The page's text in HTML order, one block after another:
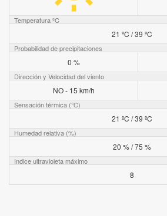
Temperatura ºC
21 ºC / 39 ºC
Probabilidad de precipitaciones
0 %
Dirección y Velocidad del viento
NO - 15 km/h
Sensación térmica (°C)
21 ºC / 39 ºC
Humedad relativa (%)
20 % / 75 %
Indice ultravioleta máximo
8